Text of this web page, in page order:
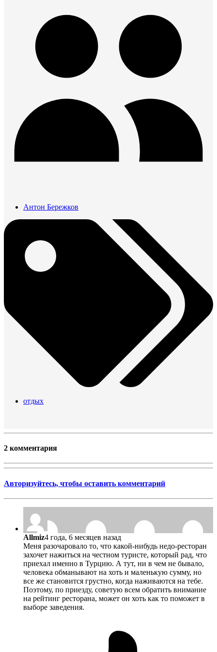
Антон Бережков
отдых
2 комментария
Авторизуйтесь, чтобы оставить комментарий
Allmiz4 года, 6 месяцев назад
Меня разочаровало то, что какой-нибудь недо-ресторан
захочет нажиться на честном туристе, который рад, что
приехал именно в Турцию. А тут, ни в чем не бывало,
человека обманывают на хоть и маленькую сумму, но
все же становится грустно, когда наживаются на тебе.
Поэтому, по приезду, советую всем обратить внимание
на рейтинг ресторана, может он хоть как то поможет в
выборе заведения.